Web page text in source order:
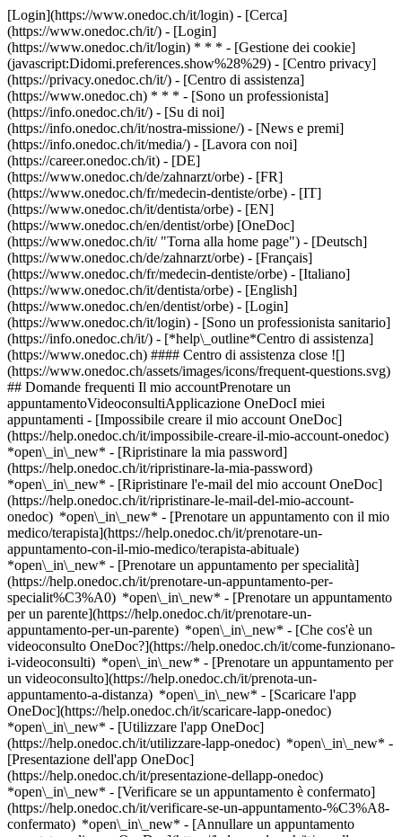
[Login](https://www.onedoc.ch/it/login) - [Cerca]
(https://www.onedoc.ch/it/) - [Login]
(https://www.onedoc.ch/it/login) * * * - [Gestione dei cookie]
(javascript:Didomi.preferences.show%28%29) - [Centro privacy]
(https://privacy.onedoc.ch/it/) - [Centro di assistenza]
(https://www.onedoc.ch) * * * - [Sono un professionista]
(https://info.onedoc.ch/it/) - [Su di noi]
(https://info.onedoc.ch/it/nostra-missione/) - [News e premi]
(https://info.onedoc.ch/it/media/) - [Lavora con noi]
(https://career.onedoc.ch/it) - [DE]
(https://www.onedoc.ch/de/zahnarzt/orbe) - [FR]
(https://www.onedoc.ch/fr/medecin-dentiste/orbe) - [IT]
(https://www.onedoc.ch/it/dentista/orbe) - [EN]
(https://www.onedoc.ch/en/dentist/orbe) [OneDoc]
(https://www.onedoc.ch/it/ "Torna alla home page") - [Deutsch]
(https://www.onedoc.ch/de/zahnarzt/orbe) - [Français]
(https://www.onedoc.ch/fr/medecin-dentiste/orbe) - [Italiano]
(https://www.onedoc.ch/it/dentista/orbe) - [English]
(https://www.onedoc.ch/en/dentist/orbe) - [Login]
(https://www.onedoc.ch/it/login) - [Sono un professionista sanitario]
(https://info.onedoc.ch/it/) - [*help\_outline*Centro di assistenza]
(https://www.onedoc.ch) #### Centro di assistenza close ![]
(https://www.onedoc.ch/assets/images/icons/frequent-questions.svg)
## Domande frequenti Il mio accountPrenotare un
appuntamentoVideoconsultiApplicazione OneDocI miei
appuntamenti - [Impossibile creare il mio account OneDoc]
(https://help.onedoc.ch/it/impossibile-creare-il-mio-account-onedoc)
*open\_in\_new* - [Ripristinare la mia password]
(https://help.onedoc.ch/it/ripristinare-la-mia-password)
*open\_in\_new* - [Ripristinare l'e-mail del mio account OneDoc]
(https://help.onedoc.ch/it/ripristinare-le-mail-del-mio-account-
onedoc) *open\_in\_new* - [Prenotare un appuntamento con il mio
medico/terapista](https://help.onedoc.ch/it/prenotare-un-
appuntamento-con-il-mio-medico/terapista-abituale)
*open\_in\_new* - [Prenotare un appuntamento per specialità]
(https://help.onedoc.ch/it/prenotare-un-appuntamento-per-
specialit%C3%A0) *open\_in\_new* - [Prenotare un appuntamento
per un parente](https://help.onedoc.ch/it/prenotare-un-
appuntamento-per-un-parente) *open\_in\_new* - [Che cos'è un
videoconsulto OneDoc?](https://help.onedoc.ch/it/come-funzionano-
i-videoconsulti) *open\_in\_new* - [Prenotare un appuntamento per
un videoconsulto](https://help.onedoc.ch/it/prenota-un-
appuntamento-a-distanza) *open\_in\_new* - [Scaricare l'app
OneDoc](https://help.onedoc.ch/it/scaricare-lapp-onedoc)
*open\_in\_new* - [Utilizzare l'app OneDoc]
(https://help.onedoc.ch/it/utilizzare-lapp-onedoc) *open\_in\_new* -
[Presentazione dell'app OneDoc]
(https://help.onedoc.ch/it/presentazione-dellapp-onedoc)
*open\_in\_new* - [Verificare se un appuntamento è confermato](https://help.onedoc.ch/it/verificare-se-un-appuntamento-%C3%A8-confermato) *open\_in\_new* - [Annullare un appuntamento prenotato online su OneDoc](https://help.onedoc.ch/it/annullare-un-appuntamento-prenotato-online-su-onedoc) *open\_in\_new* - [Non ho ricevuto la conferma dell'appuntamento](https://help.onedoc.ch/it/non-ho-ricevuto-la-conferma-dellappuntamento) *open\_in\_new* [Vedi tutti i nostri articoli *open\_in\_new*](https://help.onedoc.ch/it/) close ## Modifica la ricerca ![Casa con segno più che indica che la consultazione può essere effettuata in sede](https://www.onedoc.ch/assets/images/icons/on-site.svg) In loco ![Fotocamera con simbolo play che indica che la consultazione può essere effettuata a distanza in video](https://www.onedoc.ch/assets/images/icons/remote.svg) A distanza Cerca #### Specialità #### Professionisti #### Istituti edit Dentista a Orbe tune Filtra per Nuovo paziente*keyboard\_arrow\_down* - Accettato*check\_circle* Lingua parlata*keyboard\_arrow\_down* - Albanese*check\_circle* - Arabo*check\_circle* - Bosniaco*check\_circle* - Cinese*check\_circle* - Coreano*check\_circle* - Croato*check\_circle* - Danese*check\_circle* - Francese*check\_circle* - Giapponese*check\_circle* - Greco*check\_circle* - Inglese*check\_circle* - Italiano*check\_circle* - Norvegese*check\_circle* - Olandese*check\_circle* - Persiano*check\_circle* - Portoghese*check\_circle* - Rumeno*check\_circle* - Russo*check\_circle* - Serbo*check\_circle* - Spagnolo*check\_circle* - Svedese*check\_circle* - Tedesco*check\_circle* - Ucraino*check\_circle* - Ungherese*check\_circle* - Vietnamita*check\_circle* Sesso*keyboard\_arrow\_down* - Donna*check\_circle* - Uomo*check\_circle* Rete*keyboard\_arrow\_down* - Hirslanden*check\_circle* Disponibilità*keyboard\_arrow\_down* - Disponibile oggi*check\_circle* - Entro i prossimi 3 giorni*check\_circle* - Entro i prossimi 7 giorni*check\_circle* - Entro i prossimi 14 giorni*check\_circle* # __Dentista__ a __Orbe__: prenota il tuo appuntamento online oggi ## 1 risultato a Orbe [![Dr.ssa Jacqueline Rasic, dentista a Orbe](https://assets.onedoc.ch/images/users/bfc246aa56a8448a054860be478b277cb24530a94a54b5ef82d22a54821b4a67-small.jpg "Dr.ssa Jacqueline Rasic, dentista a Orbe")](https://www.onedoc.ch/it/dentista/orbe/pcwsd/dr-jacqueline-rasic) ### [Dr.ssa Jacqueline Rasic](https://www.onedoc.ch/it/dentista/orbe/pcwsd/dr-jacqueline-rasic) ![Badge che indica un profilo verificato](https://www.onedoc.ch/assets/images/icons/checkmark.svg) Dentista [Urbadental Orbe](https://www.onedoc.ch/it/studio-dentistico/orbe/e80h/urbadental-orbe) Place du Marché 9 1350 Orbe ![Icona paziente con segno più che indica che il professionista accetta nuovi pazienti](https://www.onedoc.ch/assets/images/icons/new-patients.svg)Accetta nuovi pazienti [Prenota un appuntamento](https://www.onedoc.ch/it/dentista/orbe/pcwsd/dr-jacqueline-rasic) Competenze:[Carie](https://www.onedoc.ch/it/carie/orbe), [Infezione dentale | Mal di denti](https://www.onedoc.ch/it/infezione-dentale-mal-di-denti/orbe), [Impianto dentale](https://www.onedoc.ch/it/impianto-dentale/orbe), [Corone dentali](https://www.onedoc.ch/it/corone-dentali/orbe), [Faccette dentali in ceramica | Faccette](https://www.onedoc.ch/it/faccette-dentali-in-ceramica-faccette/orbe), [Innesto osseo per impianti dentali (Rigenerazione ossea)](https://www.onedoc.ch/it/innesto-osseo-per-impianti-dentali-rigenerazione-ossea/orbe), [Estrazione dentale | Denti del giudizio](https://www.onedoc.ch/it/estrazione-dentale-denti-del-giudizio/orbe), [Endodonzia](https://www.onedoc.ch/it/endodonzia/orbe), [Protesi dentaria | Stellite dentale](https://www.onedoc.ch/it/protesi-dentaria-stellite-dentale/orbe)Vedi di più *chevron\_left* mar 04 ago *chevron\_right* Vedi più appuntamenti *error\_outline* Si è verificato un errore durante il caricamento della disponibilità [Riprova](https://www.onedoc.ch) Competenze:[Carie](https://www.onedoc.ch/it/carie/orbe), [Infezione dentale | Mal di denti](https://www.onedoc.ch/it/infezione-dentale-mal-di-denti/orbe), [Impianto dentale](https://www.onedoc.ch/it/impianto-dentale/orbe), [Corone dentali](https://www.onedoc.ch/it/corone-dentali/orbe), [Faccette dentali in ceramica | Faccette](https://www.onedoc.ch/it/faccette-dentali-in-ceramica-faccette/orbe), [Innesto osseo per impianti dentali (Rigenerazione ossea)](https://www.onedoc.ch/it/innesto-osseo-per-impianti-dentali-rigenerazione-ossea/orbe), [Estrazione dentale | Denti del giudizio](https://www.onedoc.ch/it/estrazione-dentale-denti-del-giudizio/orbe), [Endodonzia](https://www.onedoc.ch/it/endodonzia/orbe), [Protesi dentaria | Stellite dentale](https://www.onedoc.ch/it/protesi-dentaria-stellite-dentale/orbe)Vedi di più ## __Dentisti__: altri specialisti sono disponibili online nei pressi di __Orbe__ [![Dr.ssa Jacqueline Rasic, dentista a Chavornay](https://assets.onedoc.ch/images/users/bfc246aa56a8448a054860be478b277cb24530a94a54b5ef82d22a54821b4a67-small.jpg "Dr.ssa Jacqueline Rasic, dentista a Chavornay")](https://www.onedoc.ch/it/dentista/chavornay/pcwsc/dr-jacqueline-rasic) ### [Dr.ssa Jacqueline Rasic](https://www.onedoc.ch/it/dentista/chavornay/pcwsc/dr-jacqueline-rasic) ![Badge che indica un profilo verificato](https://www.onedoc.ch/assets/images/icons/checkmark.svg) [Dentista](https://www.onedoc.ch/it/dentista/chavornay) [Urbadental Chavornay](https://www.onedoc.ch/it/studio-dentistico/chavornay/e80g/urbadental-chavornay) Grand'Rue 41A 1373 Chavornay ![Icona paziente con segno più che indica che il professionista accetta nuovi pazienti](https://www.onedoc.ch/assets/images/icons/new-patients.svg)Accetta nuovi pazienti [Prenota un appuntamento](https://www.onedoc.ch/it/dentista/chavornay/pcwsc/dr-jacqueline-rasic) Competenze:[Carie](https://www.onedoc.ch/it/carie/chavornay), [Infezione dentale | Mal di denti](https://www.onedoc.ch/it/infezione-dentale-mal-di-denti/chavornay), [Impianto dentale](https://www.onedoc.ch/it/impianto-dentale/chavornay), [Corone dentali](https://www.onedoc.ch/it/corone-dentali/chavornay), [Faccette dentali in ceramica | Faccette](https://www.onedoc.ch/it/faccette-dentali-in-ceramica-faccette/chavornay), [Innesto osseo per impianti dentali (Rigenerazione ossea)](https://www.onedoc.ch/it/innesto-osseo-per-impianti-dentali-rigenerazione-ossea/chavornay), [Estrazione dentale | Denti del giudizio](https://www.onedoc.ch/it/estrazione-dentale-denti-del-giudizio/chavornay), [Endodonzia](https://www.onedoc.ch/it/endodonzia/chavornay), [Protesi dentaria | Stellite dentale](https://www.onedoc.ch/it/protesi-dentaria-stellite-dentale/chavornay)Vedi di più *chevron\_left* mar 04 ago *chevron\_right* Vedi più appuntamenti *error\_outline* Si è verificato un errore durante il caricamento della disponibilità [Riprova](https://www.onedoc.ch) Competenze:[Carie](https://www.onedoc.ch/it/carie/chavornay), [Infezione dentale | Mal di denti](https://www.onedoc.ch/it/infezione-dentale-mal-di-denti/chavornay), [Impianto dentale](https://www.onedoc.ch/it/impianto-dentale/chavornay), [Corone dentali](https://www.onedoc.ch/it/corone-dentali/chavornay), [Faccette dentali in ceramica | Faccette](https://www.onedoc.ch/it/faccette-dentali-in-ceramica-faccette/chavornay), [Innesto osseo per impianti dentali (Rigenerazione ossea)](https://www.onedoc.ch/it/innesto-osseo-per-impianti-dentali-rigenerazione-ossea/chavornay), [Estrazione dentale | Denti del giudizio](https://www.onedoc.ch/it/estrazione-dentale-denti-del-giudizio/chavornay), [Endodonzia](https://www.onedoc.ch/it/endodonzia/chavornay), [Protesi dentaria | Stellite dentale](https://www.onedoc.ch/it/protesi-dentaria-stellite-dentale/chavornay)Vedi di più [![Sig.ra Macarena Garrido, dentista a Montagny-près-Yverdon](https://assets.onedoc.ch/images/users/3706c9d7645a768ff494cdaf70c5f199831b36df00d43ecbc33818d3303b0f85-small.png "Sig.ra Macarena Garrido, dentista a Montagny-près-Yverdon")](https://www.onedoc.ch/it/dentista/montagny-pres-yverdon/pcqsf/macarena-garrido) ### [Sig.ra Macarena Garrido](https://www.onedoc.ch/it/dentista/montagny-pres-yverdon/pcqsf/macarena-garrido) ![Badge che indica un profilo verificato](https://www.onedoc.ch/assets/images/icons/checkmark.svg) [Dentista](https://www.onedoc.ch/it/dentista/montagny-pres-yverdon) [Adent - Yverdon](https://www.onedoc.ch/it/clinica-dentistica/montagny-pres-yverdon/e9zj/adent-yverdon) En Chamard 35 1442 Montagny-près-Yverdon ![Icona paziente con segno più che indica che il professionista accetta nuovi pazienti](https://www.onedoc.ch/assets/images/icons/new-patients.svg)Accetta nuovi pazienti [Prenota un appuntamento](https://www.onedoc.ch/it/dentista/montagny-pres-yverdon/pcqsf/macarena-garrido) Competenze:[Carie](https://www.onedoc.ch/it/carie/montagny-pres-yverdon), [Estrazione dentale | Denti del giudizio](https://www.onedoc.ch/it/estrazione-dentale-denti-del-giudizio/montagny-pres-yverdon), [Corone dentali](https://www.onedoc.ch/it/corone-dentali/montagny-pres-yverdon), [Impianto dentale](https://www.onedoc.ch/it/impianto-dentale/montagny-pres-yverdon), [Infezione dentale | Mal di denti](https://www.onedoc.ch/it/infezione-dentale-mal-di-denti/montagny-pres-yverdon), [Pedodonzia | Odontoiatria pediatrica](https://www.onedoc.ch/it/pedodonzia-odontoiatria-pediatrica/montagny-pres-yverdon), [Parodontite | Carie | Cura delle gengive](https://www.onedoc.ch/it/parodontite-carie-cura-delle-gengive/montagny-pres-yverdon), [Protesi dentaria | Stellite dentale](https://www.onedoc.ch/it/protesi-dentaria-stellite-dentale/montagny-pres-yverdon)Vedi di più *chevron\_left* mar 04 ago *chevron\_right* Vedi più appuntamenti *error\_outline* Si è verificato un errore durante il caricamento della disponibilità [Riprova](https://www.onedoc.ch) Competenze:[Carie](https://www.onedoc.ch/it/carie/montagny-pres-yverdon), [Estrazione dentale | Denti